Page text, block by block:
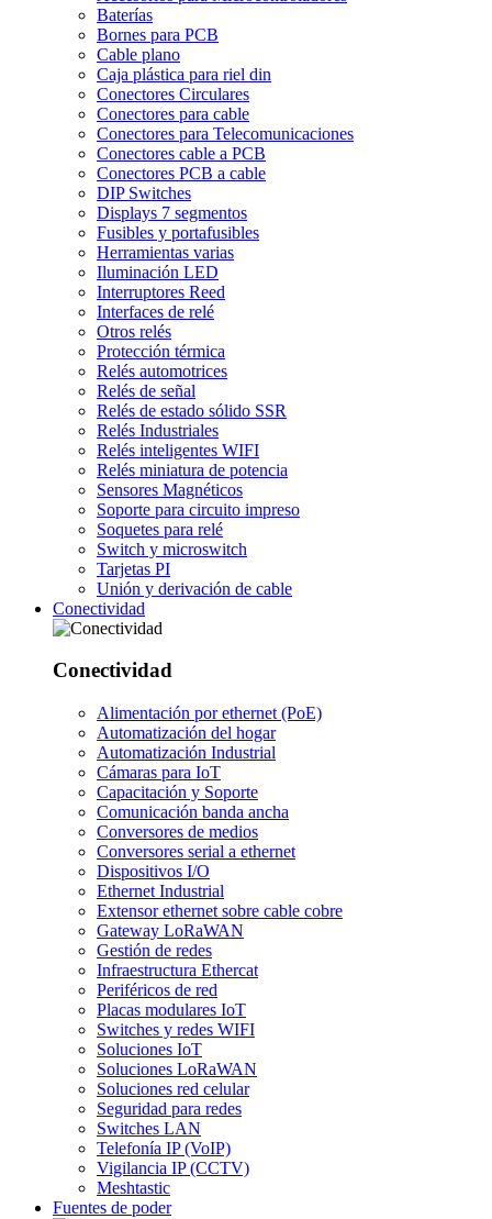
Baterías
Bornes para PCB
Cable plano
Caja plástica para riel din
Conectores Circulares
Conectores para cable
Conectores para Telecomunicaciones
Conectores cable a PCB
Conectores PCB a cable
DIP Switches
Displays 7 segmentos
Fusibles y portafusibles
Herramientas varias
Iluminación LED
Interruptores Reed
Interfaces de relé
Otros relés
Protección térmica
Relés automotrices
Relés de señal
Relés de estado sólido SSR
Relés Industriales
Relés inteligentes WIFI
Relés miniatura de potencia
Sensores Magnéticos
Soporte para circuito impreso
Soquetes para relé
Switch y microswitch
Tarjetas PI
Unión y derivación de cable
Conectividad
Conectividad
Alimentación por ethernet (PoE)
Automatización del hogar
Automatización Industrial
Cámaras para IoT
Capacitación y Soporte
Comunicación banda ancha
Conversores de medios
Conversores serial a ethernet
Dispositivos I/O
Ethernet Industrial
Extensor ethernet sobre cable cobre
Gateway LoRaWAN
Gestión de redes
Infraestructura Ethercat
Periféricos de red
Placas modulares IoT
Switches y redes WIFI
Soluciones IoT
Soluciones LoRaWAN
Soluciones red celular
Seguridad para redes
Switches LAN
Telefonía IP (VoIP)
Vigilancia IP (CCTV)
Meshtastic
Fuentes de poder